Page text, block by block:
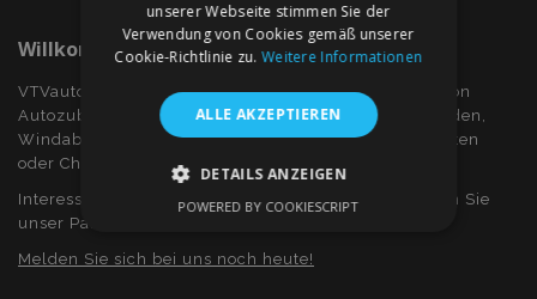
Willkommen Bei VTVauto.at
VTVauto ist ein Einzelhändler und ein Großhändler von
Autozubehör wie z.B.: Radkappen, bzw. Radzierblenden,
Windabweiser für Seitenfenster, Sitzbezüge, Fuβmatten
oder Chromrahmen und Chromabdeckung...
Interessieren Sie sich für Dropshiping? Oder möchten Sie
unser Partner werden?
Melden Sie sich bei uns noch heute!
unserer Webseite stimmen Sie der
Verwendung von Cookies gemäß unserer
Cookie-Richtlinie zu.Weitere Informationen
ALLE AKZEPTIEREN
DETAILS ANZEIGEN
PERFORMANCE
POWERED BY COOKIESCRIPT